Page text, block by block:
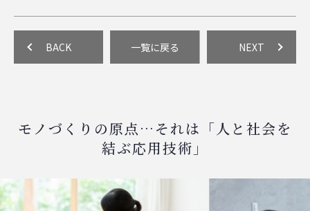
BACK NEXT
一覧に戻る
モノづくりの原点…それは「人と社会を
結ぶ応用技術」